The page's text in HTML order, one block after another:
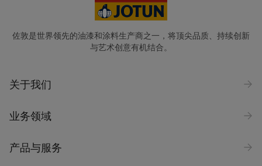
行业
选择
佐敦是世界领先的油漆和涂料生产商之一，将顶尖品质、持续创新
与艺术创意有机结合。
关于我们
业务领域
产品与服务